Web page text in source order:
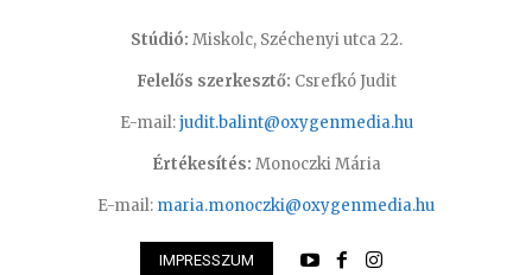
Stúdió: Miskolc, Széchenyi utca 22.
Felelős szerkesztő: Csrefkó Judit
E-mail:judit.balint@oxygenmedia.hu
Értékesítés: Monoczki Mária
E-mail: maria.monoczki@oxygenmedia.hu
IMPRESSZUM